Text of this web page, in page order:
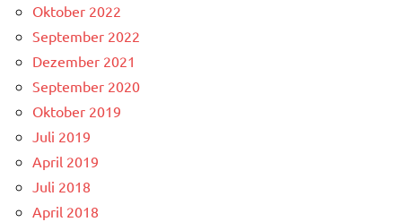
Oktober 2022
September 2022
Dezember 2021
September 2020
Oktober 2019
Juli 2019
April 2019
Juli 2018
April 2018